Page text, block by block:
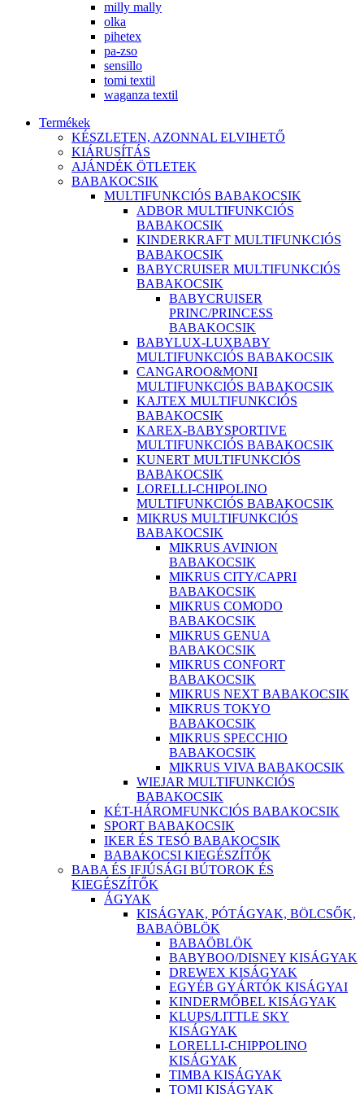
milly mally
olka
pihetex
pa-zso
sensillo
tomi textil
waganza textil
Termékek
KÉSZLETEN, AZONNAL ELVIHETŐ
KIÁRUSÍTÁS
AJÁNDÉK ÖTLETEK
BABAKOCSIK
MULTIFUNKCIÓS BABAKOCSIK
ADBOR MULTIFUNKCIÓS
BABAKOCSIK
KINDERKRAFT MULTIFUNKCIÓS
BABAKOCSIK
BABYCRUISER MULTIFUNKCIÓS
BABAKOCSIK
BABYCRUISER
PRINC/PRINCESS
BABAKOCSIK
BABYLUX-LUXBABY
MULTIFUNKCIÓS BABAKOCSIK
CANGAROO&MONI
MULTIFUNKCIÓS BABAKOCSIK
KAJTEX MULTIFUNKCIÓS
BABAKOCSIK
KAREX-BABYSPORTIVE
MULTIFUNKCIÓS BABAKOCSIK
KUNERT MULTIFUNKCIÓS
BABAKOCSIK
LORELLI-CHIPOLINO
MULTIFUNKCIÓS BABAKOCSIK
MIKRUS MULTIFUNKCIÓS
BABAKOCSIK
MIKRUS AVINION
BABAKOCSIK
MIKRUS CITY/CAPRI
BABAKOCSIK
MIKRUS COMODO
BABAKOCSIK
MIKRUS GENUA
BABAKOCSIK
MIKRUS CONFORT
BABAKOCSIK
MIKRUS NEXT BABAKOCSIK
MIKRUS TOKYO
BABAKOCSIK
MIKRUS SPECCHIO
BABAKOCSIK
MIKRUS VIVA BABAKOCSIK
WIEJAR MULTIFUNKCIÓS
BABAKOCSIK
KÉT-HÁROMFUNKCIÓS BABAKOCSIK
SPORT BABAKOCSIK
IKER ÉS TESÓ BABAKOCSIK
BABAKOCSI KIEGÉSZÍTŐK
BABA ÉS IFJÚSÁGI BÚTOROK ÉS
KIEGÉSZÍTŐK
ÁGYAK
KISÁGYAK, PÓTÁGYAK, BÖLCSŐK,
BABAÖBLÖK
BABAÖBLÖK
BABYBOO/DISNEY KISÁGYAK
DREWEX KISÁGYAK
EGYÉB GYÁRTÓK KISÁGYAI
KINDERMŐBEL KISÁGYAK
KLUPS/LITTLE SKY
KISÁGYAK
LORELLI-CHIPPOLINO
KISÁGYAK
TIMBA KISÁGYAK
TOMI KISÁGYAK